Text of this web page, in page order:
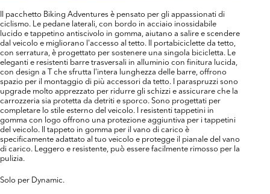
Il pacchetto Biking Adventures è pensato per gli appassionati di
ciclismo. Le pedane laterali, con bordo in acciaio inossidabile
lucido e tappetino antiscivolo in gomma, aiutano a salire e scendere
dal veicolo e migliorano l'accesso al tetto. Il portabiciclette da tetto,
con serratura, è progettato per sostenere una singola bicicletta. Le
eleganti e resistenti barre trasversali in alluminio con finitura lucida,
con design a T che sfrutta l'intera lunghezza delle barre, offrono
spazio per il montaggio di più accessori da tetto. I paraspruzzi sono
upgrade molto apprezzato per ridurre gli schizzi e assicurare che la
carrozzeria sia protetta da detriti e sporco. Sono progettati per
completare lo stile esterno del veicolo. I resistenti tappetini in
gomma con logo offrono una protezione aggiuntiva per i tappetini
del veicolo. Il tappeto in gomma per il vano di carico è
specificamente adattato al tuo veicolo e protegge il pianale del vano
di carico. Leggero e resistente, può essere facilmente rimosso per la
pulizia.
Solo per Dynamic.